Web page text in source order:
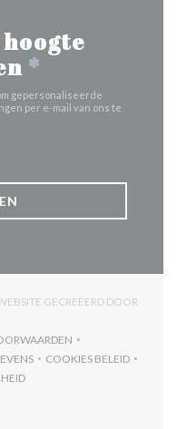
*
gepersonaliseerde
per e-mail van ons te
GECREËERD DOOR
VENSTER))
((OPENT IN EEN NIEUW
NIEUW VENSTER))
COOKIES BELEID
((OPENT IN EEN
IN EEN NIEUW VENSTER))